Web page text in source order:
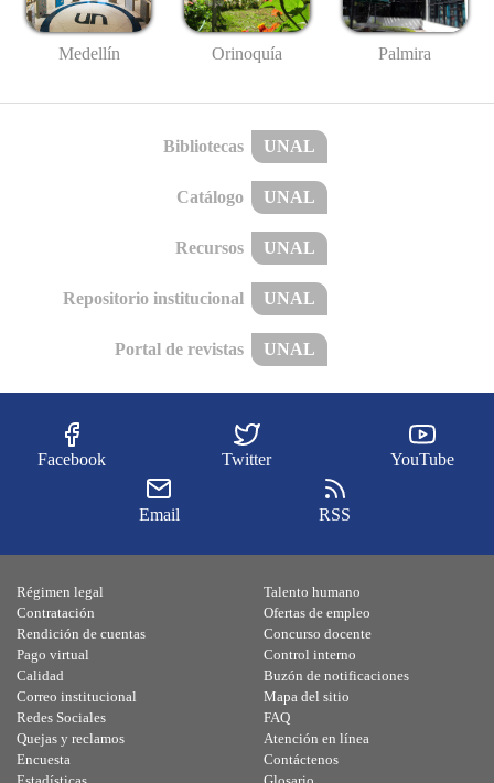
Medellín Orinoquía Palmira
Bibliotecas UNAL
Catálogo UNAL
Recursos UNAL
Repositorio institucional UNAL
Portal de revistas UNAL
Facebook Twitter YouTube
Email RSS
Régimen legal
Contratación
Rendición de cuentas
Pago virtual
Calidad
Talento humano
Ofertas de empleo
Concurso docente
Control interno
Buzón de notificaciones
Correo institucional
Redes Sociales
Quejas y reclamos
Encuesta
Mapa del sitio
FAQ
Atención en línea
Contáctenos